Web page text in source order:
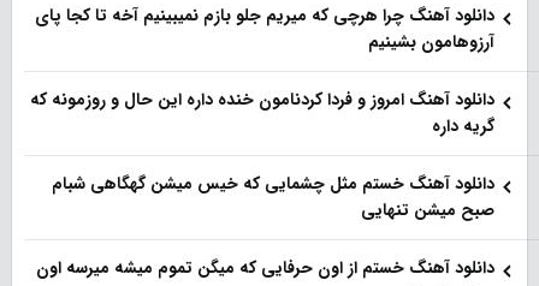
دانلود آهنگ چرا هرچی که میریم جلو بازم نمیبینیم آخه تا کجا پای
آرزوهامون بشینیم
دانلود آهنگ امروز و فردا کردنامون خنده داره این حال و روزمونه که
گریه داره
دانلود آهنگ خستم مثل چشمایی که خیس میشن گهگاهی شبام
صبح میشن تنهایی
دانلود آهنگ خستم از اون حرفایی که میگن تموم میشه میرسه اون